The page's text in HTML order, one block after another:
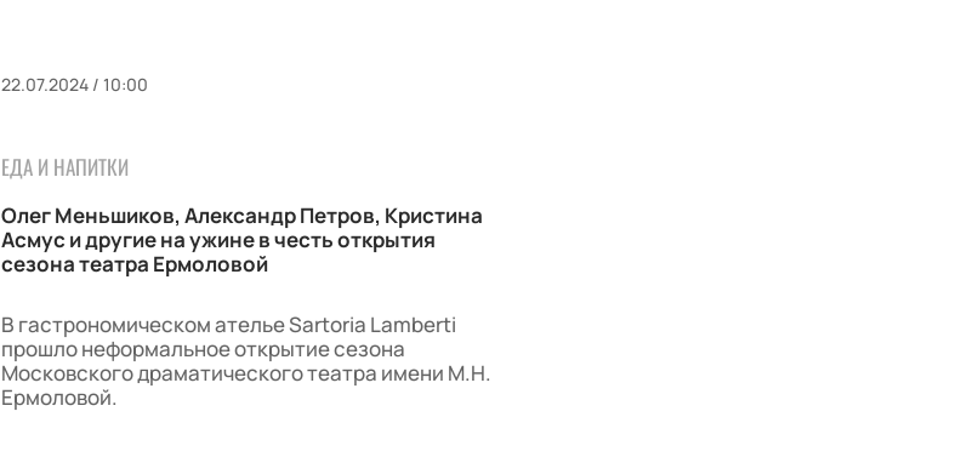
22.07.2024 / 10:00
ЕДА И НАПИТКИ
Олег Меньшиков, Александр Петров, Кристина
Асмус и другие на ужине в честь открытия
сезона театра Ермоловой
В гастрономическом ателье Sartoria Lamberti
прошло неформальное открытие сезона
Московского драматического театра имени М.Н.
Ермоловой.